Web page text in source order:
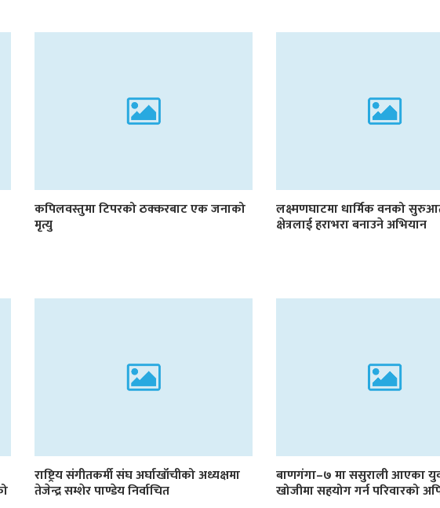
कपिलवस्तुमा टिपरको ठक्करबाट एक जनाको
मृत्यु
लक्ष्मणघाटमा धार्मिक वनको
क्षेत्रलाई हराभरा बनाउने अभियान
राष्ट्रिय संगीतकर्मी संघ अर्घाखाँचीको अध्यक्षमा
तेजेन्द्र सम्शेर पाण्डेय निर्वाचित
बाणगंगा–७ मा ससुराली आएका
खोजीमा सहयोग गर्न परिवारको